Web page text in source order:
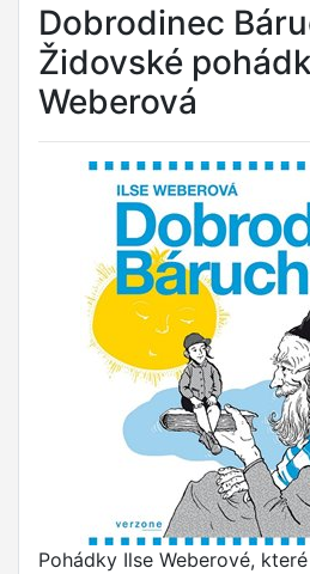
Dobrodinec
Židovské
Weberová
Pohádky Ilse Weberové,